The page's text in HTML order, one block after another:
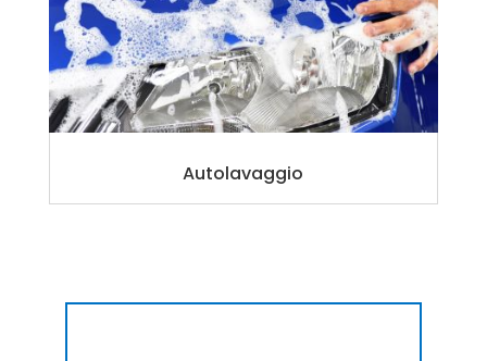
Autolavaggio